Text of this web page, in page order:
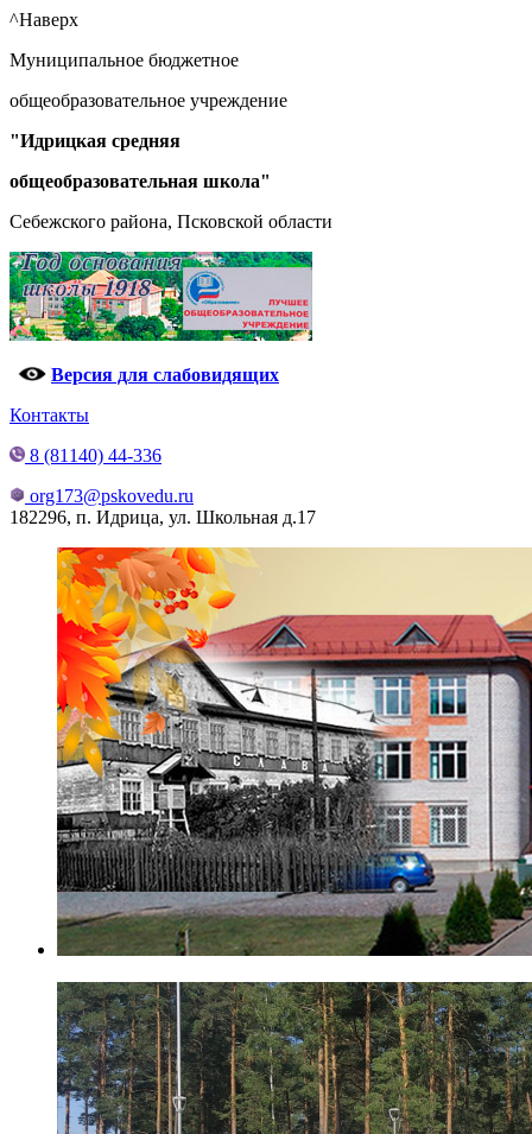
^Наверх
Муниципальное бюджетное
общеобразовательное учреждение
"Идрицкая средняя
общеобразовательная школа"
Себежского района, Псковской области
Версия для слабовидящих
Контакты
8 (81140) 44-336
org173@pskovedu.ru
182296, п. Идрица, ул. Школьная д.17